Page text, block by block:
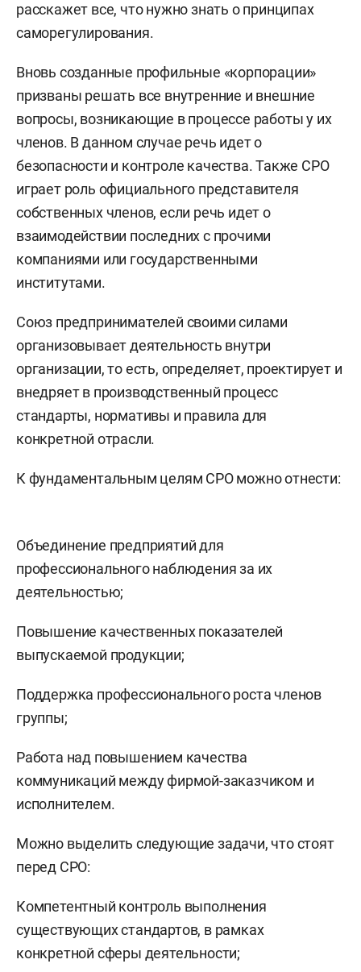
расскажет все, что нужно знать о принципах
саморегулирования.
Вновь созданные профильные «корпорации»
призваны решать все внутренние и внешние
вопросы, возникающие в процессе работы у их
членов. В данном случае речь идет о
безопасности и контроле качества. Также СРО
играет роль официального представителя
собственных членов, если речь идет о
взаимодействии последних с прочими
компаниями или государственными
институтами.
Союз предпринимателей своими силами
организовывает деятельность внутри
организации, то есть, определяет, проектирует и
внедряет в производственный процесс
стандарты, нормативы и правила для
конкретной отрасли.
К фундаментальным целям СРО можно отнести:
Объединение предприятий для
профессионального наблюдения за их
деятельностью;
Повышение качественных показателей
выпускаемой продукции;
Поддержка профессионального роста членов
группы;
Работа над повышением качества
коммуникаций между фирмой-заказчиком и
исполнителем.
Можно выделить следующие задачи, что стоят
перед СРО:
Компетентный контроль выполнения
существующих стандартов, в рамках
конкретной сферы деятельности;